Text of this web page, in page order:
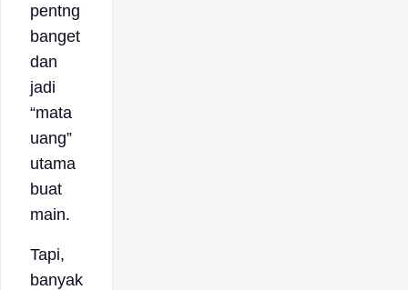
pentng
banget
dan
jadi
“mata
uang”
utama
buat
main.
Tapi,
banyak